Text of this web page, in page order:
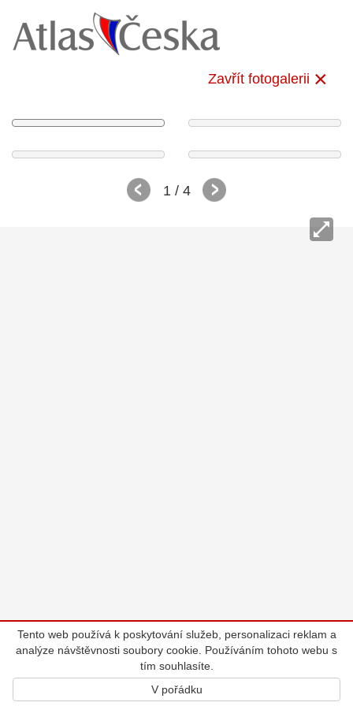
Zavřít fotogalerii
1/ 4
Tento web používá k poskytování služeb, personalizaci reklam a
analýze návštěvnosti soubory cookie. Používáním tohoto webu s
tím souhlasíte.
V pořádku